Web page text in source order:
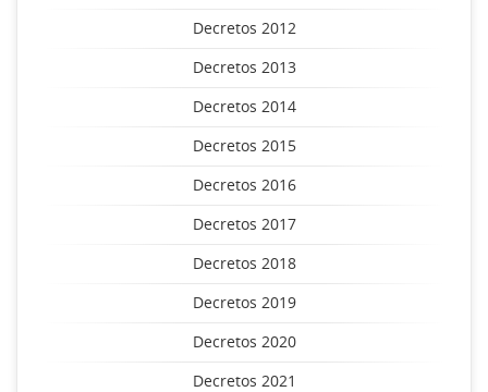
Decretos 2012
Decretos 2013
Decretos 2014
Decretos 2015
Decretos 2016
Decretos 2017
Decretos 2018
Decretos 2019
Decretos 2020
Decretos 2021